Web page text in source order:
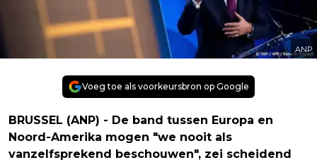
ANP
Voeg toe als voorkeursbron op Google
BRUSSEL (ANP) - De band tussen Europa en
Noord-Amerika mogen "we nooit als
vanzelfsprekend beschouwen", zei scheidend